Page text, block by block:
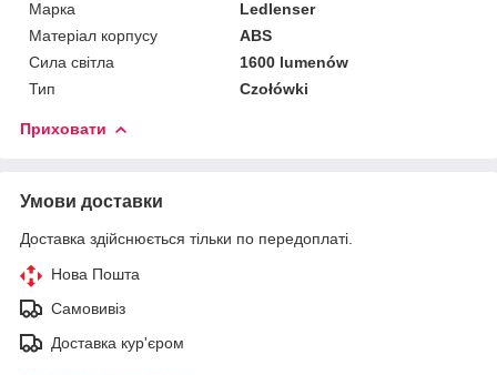
Марка
Ledlenser
Матеріал корпусу
ABS
Сила світла
1600 lumenów
Тип
Czołówki
Приховати
Умови доставки
Доставка здійснюється тільки по передоплаті.
Нова Пошта
Самовивіз
Доставка кур'єром